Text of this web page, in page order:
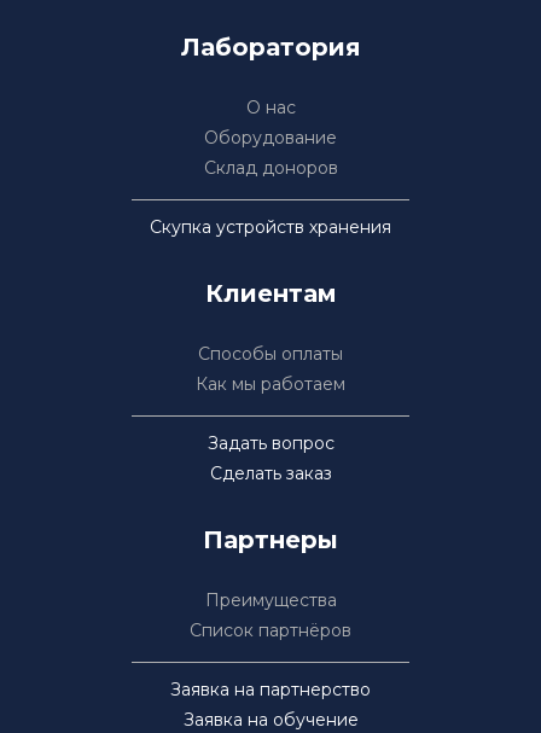
Лаборатория
О нас
Оборудование
Склад доноров
Скупка устройств хранения
Клиентам
Способы оплаты
Как мы работаем
Задать вопрос
Сделать заказ
Партнеры
Преимущества
Список партнёров
Заявка на партнерство
Заявка на обучение